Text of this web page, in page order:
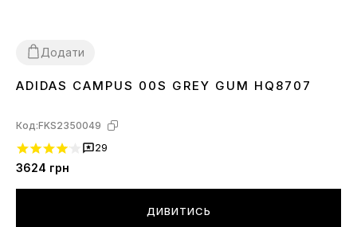
Додати
36 3738 394041 4344 45
ADIDAS CAMPUS 00S GREY GUM HQ8707
Код:FKS2350049
29
3624 грн
ДИВИТИСЬ